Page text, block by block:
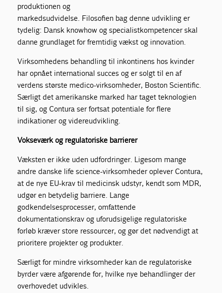
produktionen og
markedsudvidelse. Filosofien bag denne udvikling er
tydelig: Dansk knowhow og specialistkompetencer skal
danne grundlaget for fremtidig vækst og innovation.
Virksomhedens behandling til inkontinens hos kvinder
har opnået international succes og er solgt til en af
verdens største medico-virksomheder, Boston Scientific.
Særligt det amerikanske marked har taget teknologien
til sig, og Contura ser fortsat potentiale for flere
indikationer og videreudvikling.
Vokseværk og regulatoriske barrierer
Væksten er ikke uden udfordringer. Ligesom mange
andre danske life science-virksomheder oplever Contura,
at de nye EU-krav til medicinsk udstyr, kendt som MDR,
udgør en betydelig barriere. Lange
godkendelsesprocesser, omfattende
dokumentationskrav og uforudsigelige regulatoriske
forløb kræver store ressourcer, og gør det nødvendigt at
prioritere projekter og produkter.
Særligt for mindre virksomheder kan de regulatoriske
byrder være afgørende for, hvilke nye behandlinger der
overhovedet udvikles.